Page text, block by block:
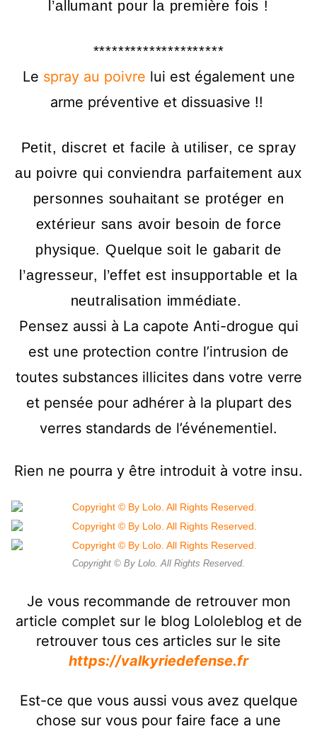
l’allumant pour la première fois !
*********************
Le spray au poivre lui est également une
arme préventive et dissuasive !!
Petit, discret et facile à utiliser, ce spray
au poivre qui conviendra parfaitement aux
personnes souhaitant se protéger en
extérieur sans avoir besoin de force
physique. Quelque soit le gabarit de
l’agresseur, l’effet est insupportable et la
neutralisation immédiate.
Pensez aussi à La capote Anti-drogue qui
est une protection contre l’intrusion de
toutes substances illicites dans votre verre
et pensée pour adhérer à la plupart des
verres standards de l’événementiel.
Rien ne pourra y être introduit à votre insu.
Copyright © By Lolo. All Rights Reserved.
Je vous recommande de retrouver mon
article complet sur le blog Lololeblog et de
retrouver tous ces articles sur le site
https://valkyriedefense.fr
Est-ce que vous aussi vous avez quelque
chose sur vous pour faire face a une